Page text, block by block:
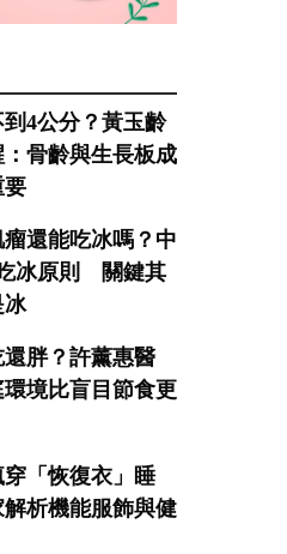
4公分？黃玉齡
骨齡與生長板成
要
還能吃冰嗎？中
冰原則 關鍵其
冰
胖？許薰惠醫
境比盲目節食更
穿「恢復衣」睡
析機能服飾與健